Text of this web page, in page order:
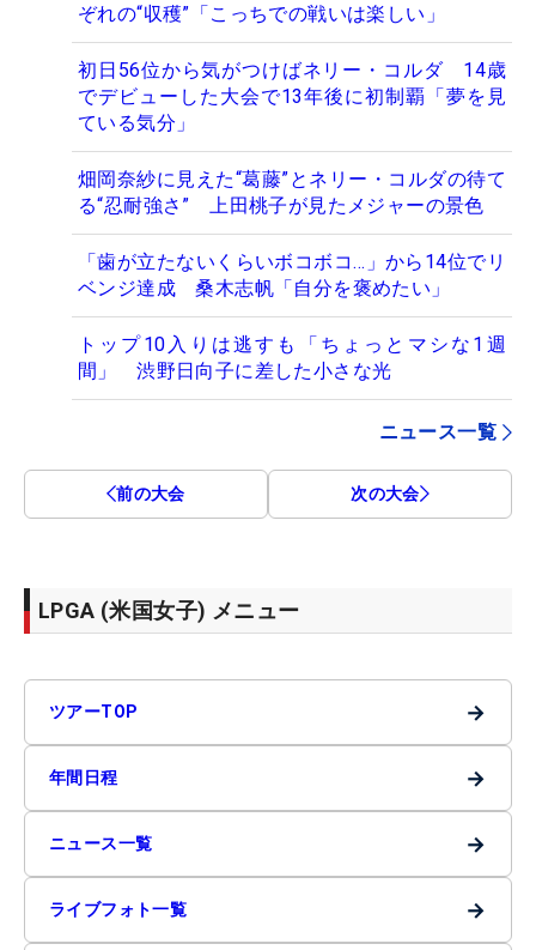
ぞれの“収穫”「こっちでの戦いは楽しい」
初日56位から気がつけばネリー・コルダ 14歳
でデビューした大会で13年後に初制覇「夢を見
ている気分」
畑岡奈紗に見えた“葛藤”とネリー・コルダの待て
る“忍耐強さ” 上田桃子が見たメジャーの景色
「歯が立たないくらいボコボコ…」から14位でリ
ベンジ達成 桑木志帆「自分を褒めたい」
トップ10入りは逃すも「ちょっとマシな1週
間」 渋野日向子に差した小さな光
ニュース一覧
前の大会 次の大会
LPGA (米国女子) メニュー
ツアーTOP →
年間日程 →
ニュース一覧 →
ライブフォト一覧 →